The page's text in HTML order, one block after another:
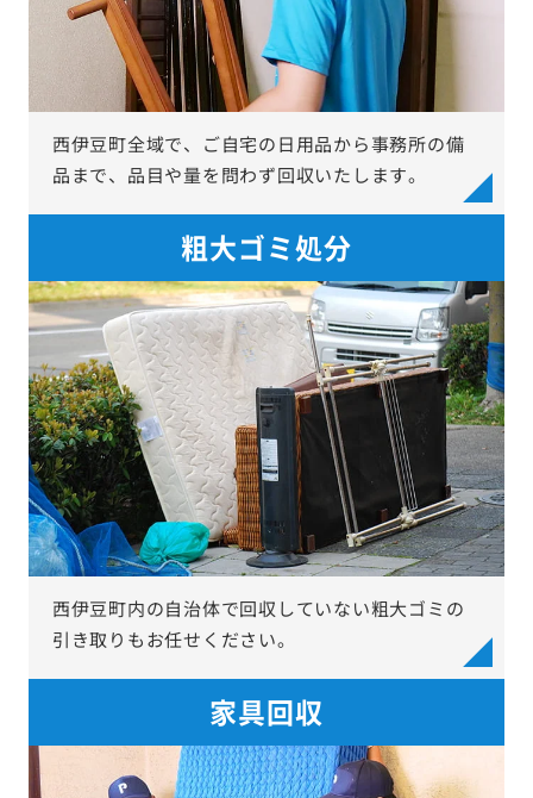
西伊豆町全域で、ご自宅の日用品から事務所の備
品まで、品目や量を問わず回収いたします。
粗大ゴミ処分
西伊豆町内の自治体で回収していない粗大ゴミの
引き取りもお任せください。
家具回収